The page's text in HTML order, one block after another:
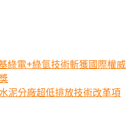
綠電+綠氫技術斬獲國際權威
泥分廠超低排放技術改革項